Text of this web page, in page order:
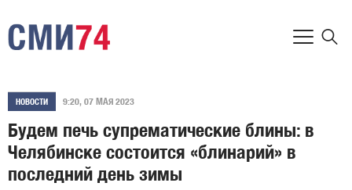
НОВОСТИ 9:20, 07 МАЯ 2023
Будем печь супрематические блины: в
Челябинске состоится «блинарий» в
последний день зимы